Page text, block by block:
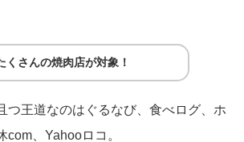
くさんの焼肉店が対象！
つ王道なのはぐるなび、食べログ、ホ
com、Yahooロコ。